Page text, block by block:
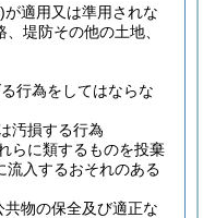
が適用又は準用されな
堤防その他の土地、
行為をしてはならな
汚損する行為
らに類するものを投棄
流入するおそれのある
物の保全及び適正な